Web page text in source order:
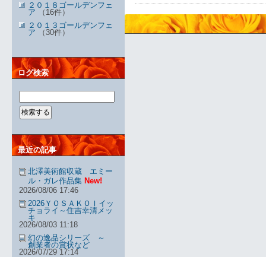
２０１８ゴールデンフェ
ア （16件）
２０１３ゴールデンフェ
ア （30件）
ログ検索
最近の記事
北澤美術館収蔵 エミー
ル・ガレ作品集 New!
2026/08/06 17:46
2026ＹＯＳＡＫＯＩイッ
チョライ～住吉幸清メッ
キ
2026/08/03 11:18
幻の逸品シリーズ ～
創業者の賞状など
2026/07/29 17:14